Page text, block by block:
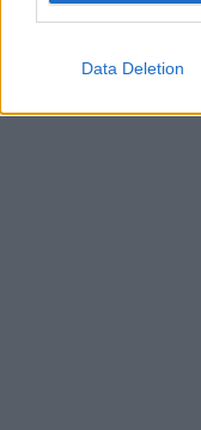
Data Deletion